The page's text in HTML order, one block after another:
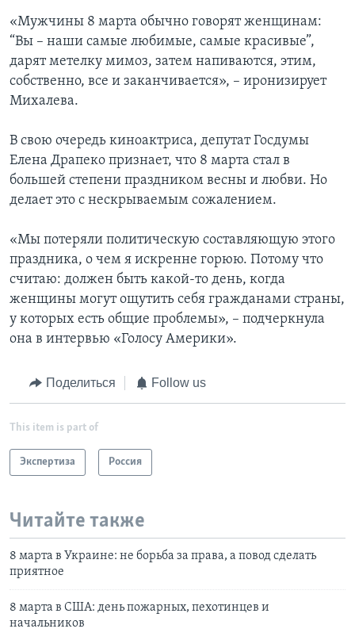
«Мужчины 8 марта обычно говорят женщинам:
“Вы – наши самые любимые, самые красивые”,
дарят метелку мимоз, затем напиваются, этим,
собственно, все и заканчивается», – иронизирует
Михалева.
В свою очередь киноактриса, депутат Госдумы
Елена Драпеко признает, что 8 марта стал в
большей степени праздником весны и любви. Но
делает это с нескрываемым сожалением.
«Мы потеряли политическую составляющую этого
праздника, о чем я искренне горюю. Потому что
считаю: должен быть какой-то день, когда
женщины могут ощутить себя гражданами страны,
у которых есть общие проблемы», – подчеркнула
она в интервью «Голосу Америки».
Поделиться Follow us
This item is part of
Экспертиза Россия
Читайте также
8 марта в Украине: не борьба за права, а повод сделать
приятное
8 марта в США: день пожарных, пехотинцев и
начальников